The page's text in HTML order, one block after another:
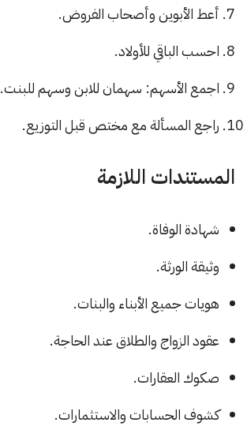
أعط الأبوين وأصحاب الفروض.
احسب الباقي للأولاد.
اجمع الأسهم: سهمان للابن وسهم للبنت.
راجع المسألة مع مختص قبل التوزيع.
المستندات اللازمة
شهادة الوفاة.
وثيقة الورثة.
هويات جميع الأبناء والبنات.
عقود الزواج والطلاق عند الحاجة.
صكوك العقارات.
كشوف الحسابات والاستثمارات.